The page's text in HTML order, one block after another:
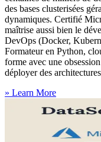
des bases clusterisées
dynamiques. Certifié
maîtrise aussi bien le
DevOps (Docker,
Formateur en Python,
forme avec une
déployer des
» Learn More